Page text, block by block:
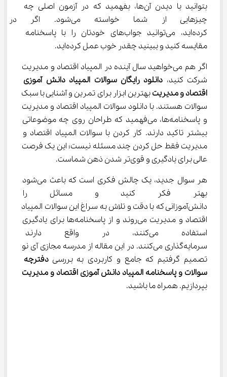
بتوانید با دیدن آن‌ها، بفهمید که در آزمون اصلی چه
چیزهایی از شما خواسته
کرده‌اید، می‌توانید جواب‌های خودتان را با پاسخنامه
مقایسه کنید و ببینید چقدر خوب عمل کرده‌اید.
اگر هم می‌خواهید سال آینده در المپیاد اقتصاد و مدیریت
شرکت کنید، دانلود رایگان سوالات المپیاد دانش آموزی
اقتصاد و مدیریت بهترین ابزار برای تمرین و آشنایی با سبک
سوالات هستند. با دانلود سوالات المپیاد اقتصاد و مدیریت
و پاسخنامه‌ها، می‌فهمید که طراحان روی چه موضوعاتی
بیشتر تاکید دارند. کار کردن با سوالات المپیاد اقتصاد و
مدیریت فقط حل کردن چند مسئله نیست؛ این یک فرصت
عالی برای یادگیری و قوی‌تر شدن ذهن شماست.
هر سوال جدید، یک چالش فکری است که باعث می‌شود
بهتر فکر کنید و مسائل را از
دانش‌آموزانی که با دقت و تلاش به سراغ این سوالات المپیاد
اقتصاد و مدیریت می‌روند و از پاسخنامه‌ها برای یادگیری
استفاده می‌کنند، در واقع
سرمایه‌گذاری می‌کنند. در این مقاله از مدرسه مجازی آی نو
تصمیم گرفتیم که جامع و کاربردی به بررسی دفترچه
سوالات و پاسخنامه المپیاد دانش آموزی اقتصاد و مدیریت
بپردازیم. همراه ما باشید.